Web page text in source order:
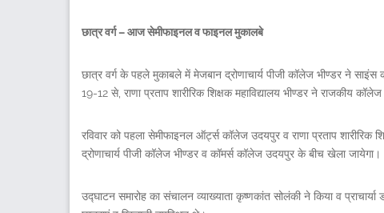
छात्र वर्ग – आज सेमीफाइनल व फाइनल मुकालबे
छात्र वर्ग के पहले मुकाबले में मेजबान द्रोणाचार्य पीजी कॉलेज भीण्डर ने
19-12 से, राणा प्रताप शारीरिक शिक्षक महाविद्यालय भीण्डर ने राजकीय
रविवार को पहला सेमीफाइनल ऑर्ट्स कॉलेज उदयपुर व राणा प्रताप शारीरिक
द्रोणाचार्य पीजी कॉलेज भीण्डर व कॉमर्स कॉलेज उदयपुर के बीच खेला जायेगा।
उद्घाटन समारोह का संचालन व्याख्याता कृष्णकांत सोलंकी ने किया व